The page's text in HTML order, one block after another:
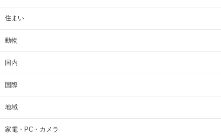
住まい
動物
国内
国際
地域
家電・PC・カメラ